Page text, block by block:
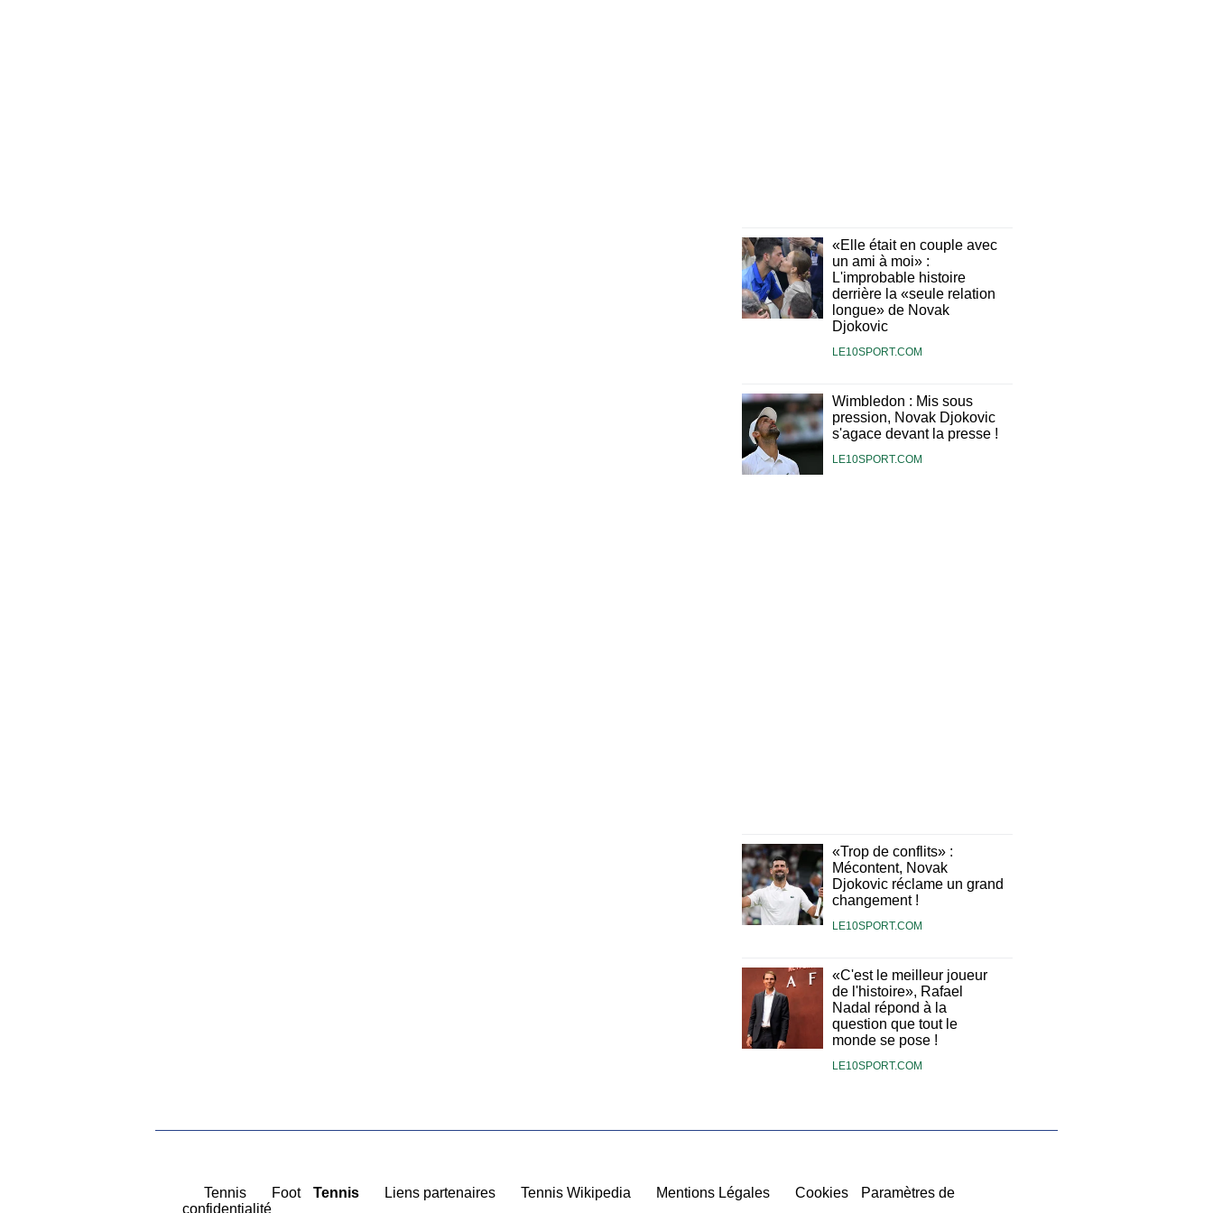
«Elle était en couple avec
un ami à moi» :
L'improbable histoire
derrière la «seule relation
longue» de Novak
Djokovic
LE10SPORT.COM
Wimbledon : Mis sous
pression, Novak Djokovic
s'agace devant la presse !
LE10SPORT.COM
«Trop de conflits» :
Mécontent, Novak
Djokovic réclame un grand
changement !
LE10SPORT.COM
«C'est le meilleur joueur
de l'histoire», Rafael
Nadal répond à la
question que tout le
monde se pose !
LE10SPORT.COM
Tennis Foot Tennis Liens partenaires Tennis Wikipedia Mentions Légales Cookies
Paramètres de
confidentialité